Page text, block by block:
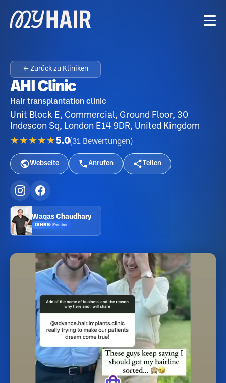
← Zurück zu Kliniken
AHI Clinic
Hair transplantation clinic
Unit Block E, Commercial, Ground Floor, 30
Indescon Sq, London E14 9DR, United Kingdom
★★★★★5.0(31 Bewertungen )
Webseite Anrufen Teilen
Waqas Chaudhary
ISHRS· Member